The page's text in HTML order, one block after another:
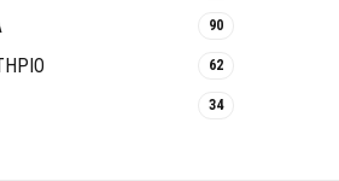
90
62
34